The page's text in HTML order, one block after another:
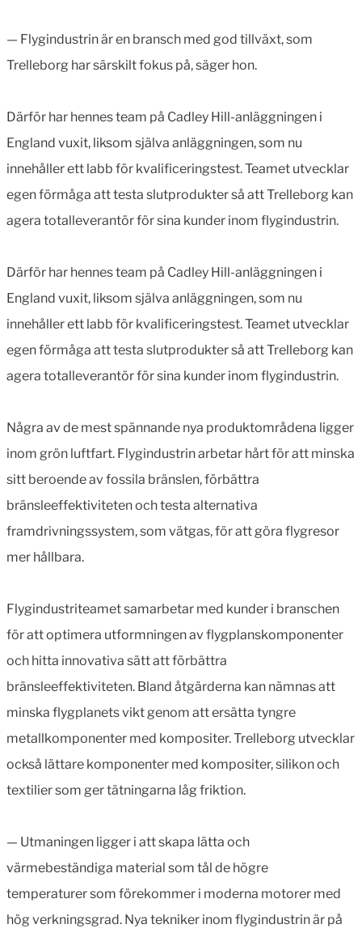
— Flygindustrin är en bransch med god tillväxt, som
Trelleborg har särskilt fokus på, säger hon.
Därför har hennes team på Cadley Hill-anläggningen i
England vuxit, liksom själva anläggningen, som nu
innehåller ett labb för kvalificeringstest. Teamet utvecklar
egen förmåga att testa slutprodukter så att Trelleborg kan
agera totalleverantör för sina kunder inom flygindustrin.
Därför har hennes team på Cadley Hill-anläggningen i
England vuxit, liksom själva anläggningen, som nu
innehåller ett labb för kvalificeringstest. Teamet utvecklar
egen förmåga att testa slutprodukter så att Trelleborg kan
agera totalleverantör för sina kunder inom flygindustrin.
Några av de mest spännande nya produktområdena ligger
inom grön luftfart. Flygindustrin arbetar hårt för att minska
sitt beroende av fossila bränslen, förbättra
bränsleeffektiviteten och testa alternativa
framdrivningssystem, som vätgas, för att göra flygresor
mer hållbara.
Flygindustriteamet samarbetar med kunder i branschen
för att optimera utformningen av flygplanskomponenter
och hitta innovativa sätt att förbättra
bränsleeffektiviteten. Bland åtgärderna kan nämnas att
minska flygplanets vikt genom att ersätta tyngre
metallkomponenter med kompositer. Trelleborg utvecklar
också lättare komponenter med kompositer, silikon och
textilier som ger tätningarna låg friktion.
— Utmaningen ligger i att skapa lätta och
värmebeständiga material som tål de högre
temperaturer som förekommer i moderna motorer med
hög verkningsgrad. Nya tekniker inom flygindustrin är på